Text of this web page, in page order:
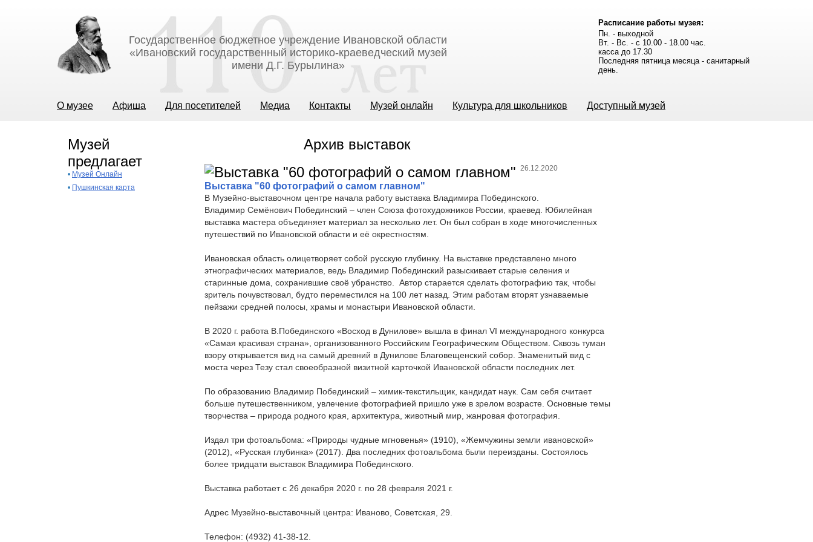
Государственное бюджетное учреждение Ивановской области
«Ивановский государственный историко-краеведческий музей
имени Д.Г. Бурылина»
Расписание работы музея:
Пн. - выходной
Вт. - Вс. - с 10.00 - 18.00 час.
касса до 17.30
Последняя пятница месяца - санитарный
день.
О музее Афиша Для посетителей Медиа Контакты Музей онлайн Культура для школьников Доступный музей
Музей
предлагает
• Музей Онлайн
• Пушкинская карта
Архив выставок
26.12.2020
Выставка "60 фотографий о самом главном"
В Музейно-выставочном центре начала работу выставка Владимира Побединского.
Владимир Семёнович Побединский – член Союза фотохудожников России, краевед. Юбилейная
выставка мастера объединяет материал за несколько лет. Он был собран в ходе многочисленных
путешествий по Ивановской области и её окрестностям.
Ивановская область олицетворяет собой русскую глубинку. На выставке представлено много
этнографических материалов, ведь Владимир Побединский разыскивает старые селения и
старинные дома, сохранившие своё убранство. Автор старается сделать фотографию так, чтобы
зритель почувствовал, будто переместился на 100 лет назад. Этим работам вторят узнаваемые
пейзажи средней полосы, храмы и монастыри Ивановской области.
В 2020 г. работа В.Побединского «Восход в Дунилове» вышла в финал VI международного конкурса
«Самая красивая страна», организованного Российским Географическим Обществом. Сквозь туман
взору открывается вид на самый древний в Дунилове Благовещенский собор. Знаменитый вид с
моста через Тезу стал своеобразной визитной карточкой Ивановской области последних лет.
По образованию Владимир Побединский – химик-текстильщик, кандидат наук. Сам себя считает
больше путешественником, увлечение фотографией пришло уже в зрелом возрасте. Основные темы
творчества – природа родного края, архитектура, животный мир, жанровая фотография.
Издал три фотоальбома: «Природы чудные мгновенья» (1910), «Жемчужины земли ивановской»
(2012), «Русская глубинка» (2017). Два последних фотоальбома были переизданы. Состоялось
более тридцати выставок Владимира Побединского.
Выставка работает с 26 декабря 2020 г. по 28 февраля 2021 г.
Адрес Музейно-выставочный центра: Иваново, Советская, 29.
Телефон: (4932) 41-38-12.